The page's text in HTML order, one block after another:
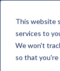
This website
services to
We won't
so that you're